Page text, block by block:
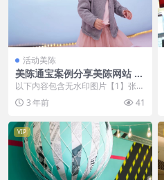
活动美陈
美陈通宝案例分享美陈网站 (8
7)
以下内容包含无水印图片【1】张
，开通会员无障碍浏览 开通VIP会
员 3 年前 41
VIP